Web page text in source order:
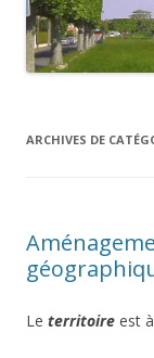
ARCHIVES DE
Le territoire est